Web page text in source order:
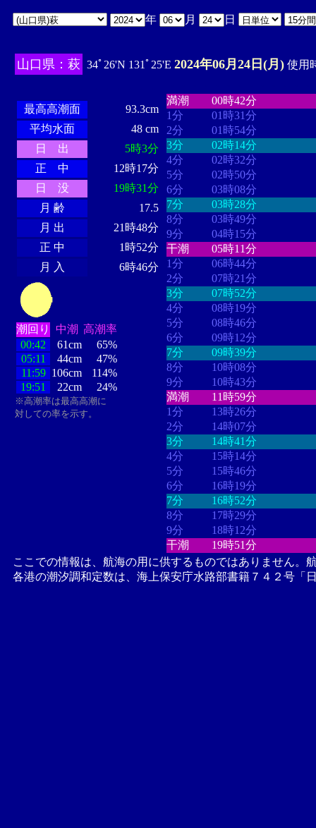
年 月 日
山口県：萩 34ﾟ26'N 131ﾟ25'E 2024年06月24日(月) 使用
最高高潮面
93.3cm
平均水面
48 cm
日 出
5時3分
正 中
12時17分
日 没
19時31分
月 齢
17.5
月 出
21時48分
正 中
1時52分
月 入
6時46分
潮回り 中潮 高潮率
00:42
61cm
65%
05:11
44cm
47%
11:59 106cm
114%
19:51
22cm 24%
※高潮率は最高高潮に
対しての率を示す。
満潮
00時42分
1分
01時31分
2分
01時54分
3分
02時14分
4分
02時32分
5分
02時50分
6分
03時08分
7分
03時28分
8分
03時49分
9分
04時15分
干潮
05時11分
1分
06時44分
2分
07時21分
3分
07時52分
4分
08時19分
5分
08時46分
6分
09時12分
7分
09時39分
8分
10時08分
9分
10時43分
満潮
11時59分
1分
13時26分
2分
14時07分
3分
14時41分
4分
15時14分
5分
15時46分
6分
16時19分
7分
16時52分
8分
17時29分
9分
18時12分
干潮
19時51分
ここでの情報は、航海の用に供するものではありません。
各港の潮汐調和定数は、海上保安庁水路部書籍７４２号「